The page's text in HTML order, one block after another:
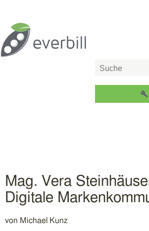
Mag. Vera
Digitale
von Michael Kunz